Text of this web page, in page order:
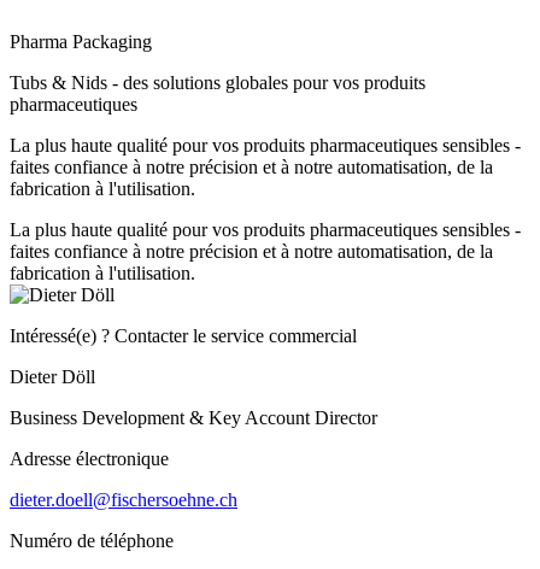
Pharma Packaging
Tubs & Nids - des solutions globales pour vos produits
pharmaceutiques
La plus haute qualité pour vos produits pharmaceutiques sensibles -
faites confiance à notre précision et à notre automatisation, de la
fabrication à l'utilisation.
La plus haute qualité pour vos produits pharmaceutiques sensibles -
faites confiance à notre précision et à notre automatisation, de la
fabrication à l'utilisation.
Intéressé(e) ? Contacter le service commercial
Dieter Döll
Business Development & Key Account Director
Adresse électronique
dieter.doell@fischersoehne.ch
Numéro de téléphone